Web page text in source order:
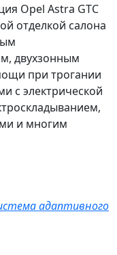
Opel Astra GTC
отделкой салона
двухзонным
при трогании
с электрической
и многим
адаптивного